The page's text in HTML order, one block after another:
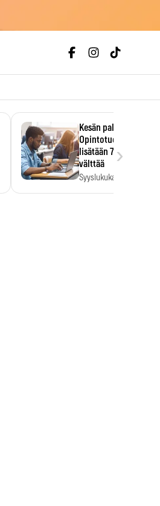
Kesän palkka
Opintotuen
lisätään 7,5
välttää
Syyslukukauden
›